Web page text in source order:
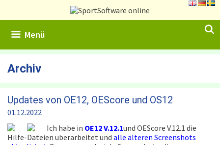
springen
Menü
Archiv
Updates von OE12, OEScore und OS12
01.12.2022
Ich habe in OE12 V.12.1und OEScore V.12.1 die
Hilfe-Dateien überarbeitet und alle älteren Screenshots